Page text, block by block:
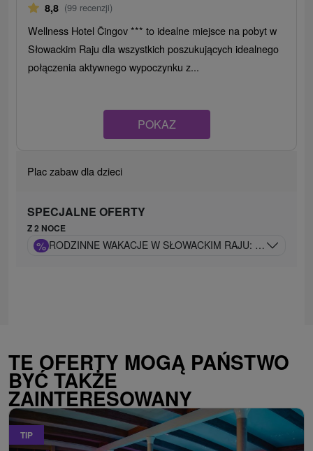
8,8 (99 recenzji)
Wellness Hotel Čingov *** to idealne miejsce na pobyt w
Słowackim Raju dla wszystkich poszukujących idealnego
połączenia aktywnego wypoczynku z...
POKAZ
Plac zabaw dla dzieci
SPECJALNE OFERTY
Z 2 NOCE
% RODZINNE WAKACJE W SŁOWACKIM RAJU: DZIECI
TE OFERTY MOGĄ PAŃSTWO
BYĆ TAKŻE
ZAINTERESOWANY
TIP